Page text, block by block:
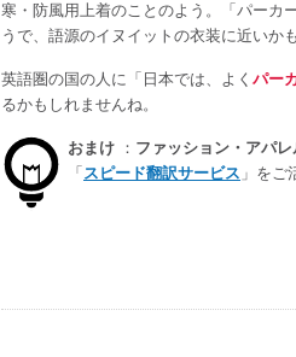
寒・防風用上着のことのよう。「パーカ
うで、語源のイヌイットの衣装に近いかも
英語圏の国の人に「日本では、よく パー
るかもしれませんね。
おまけ ： ファッション・アパ
「 スピード翻訳サービス 」をご